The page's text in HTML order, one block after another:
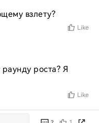
взлету?
Like
раунду роста? Я
Like